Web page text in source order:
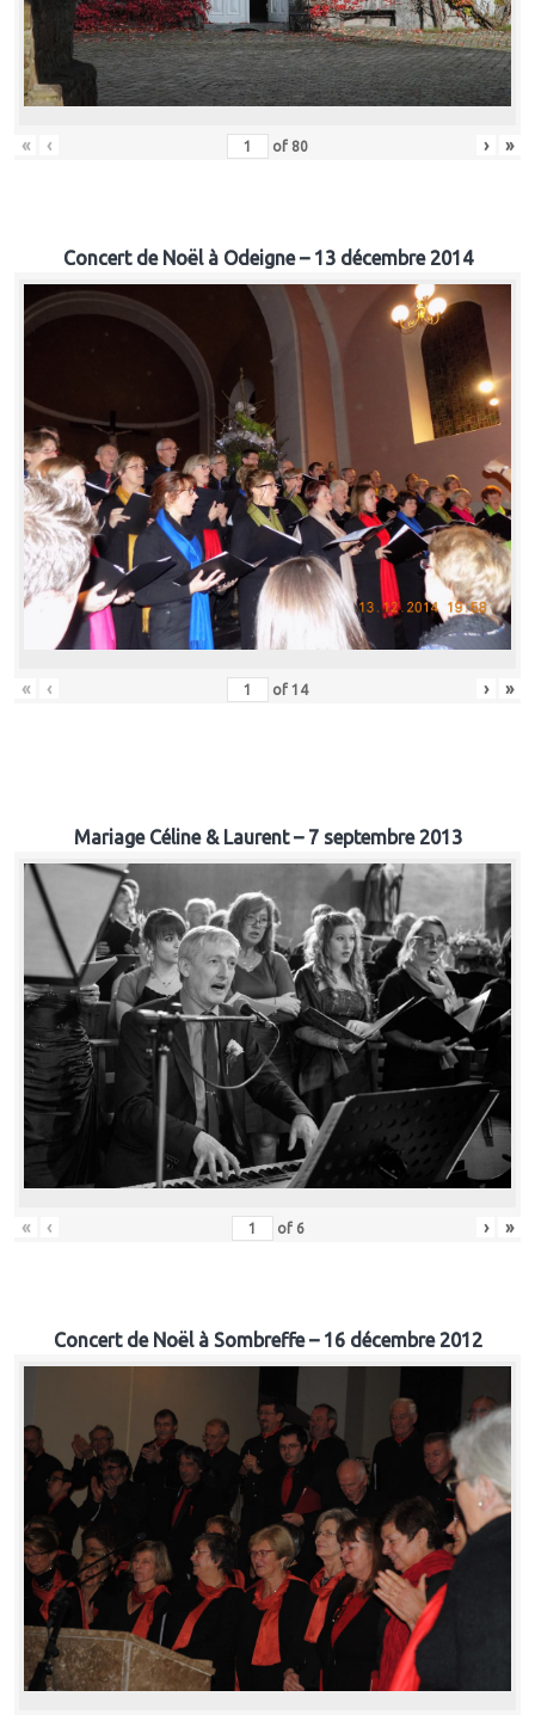
« ‹ of 80 › »
Concert de Noël à Odeigne – 13 décembre 2014
« ‹ of 14 › »
Mariage Céline & Laurent – 7 septembre 2013
« ‹ of 6 › »
Concert de Noël à Sombreffe – 16 décembre 2012